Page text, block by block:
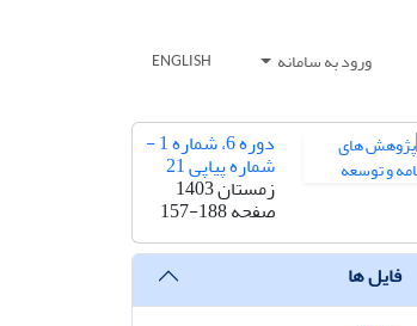
ورود به سامانه ENGLISH
دوره 6، شماره 1 -
شماره پیاپی 21
زمستان 1403
صفحه157-188
فایل ها